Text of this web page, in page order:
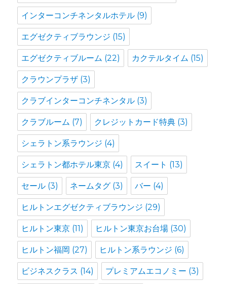
インターコンチネンタルホテル (9)
エグゼクティブラウンジ (15)
エグゼクティブルーム (22) カクテルタイム (15)
クラウンプラザ (3)
クラブインターコンチネンタル (3)
クラブルーム (7) クレジットカード特典 (3)
シェラトン系ラウンジ (4)
シェラトン都ホテル東京 (4) スイート (13)
セール (3) ネームタグ (3) バー (4)
ヒルトンエグゼクティブラウンジ (29)
ヒルトン東京 (11) ヒルトン東京お台場 (30)
ヒルトン福岡 (27) ヒルトン系ラウンジ (6)
ビジネスクラス (14) プレミアムエコノミー (3)